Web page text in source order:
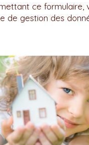
ce formulaire,
de gestion des